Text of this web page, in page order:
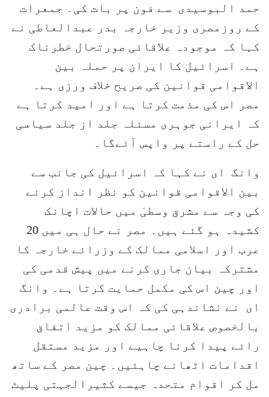
حمد البوسیدی سے فون پر بات کی۔ جمعرات
کے روزمصری وزیر خارجہ بدر عبدالعاطی نے
کہا کہ موجودہ علاقائی صورتحال خطرناک
ہے۔ اسرائیل کا ایران پر حملہ بین
الاقوامی قوانین کی صریح خلاف ورزی ہے۔
مصر اس کی مذمت کرتا ہے اور امید کرتا ہے
کہ ایرانی جوہری مسئلہ جلد از جلد سیاسی
حل کے راستے پر واپس آئےگا۔
وانگ ای نے کہا کہ اسرائیل کی جانب سے
بین الاقوامی قوانین کو نظر انداز کرنے
کی وجہ سے مشرق وسطیٰ میں حالات اچانک
کشیدہ ہو گئے ہیں۔ مصر نے حال ہی میں 20
عرب اور اسلامی ممالک کے وزرائے خارجہ کا
مشترکہ بیان جاری کرنے میں پیش قدمی کی
اور چین اس کی مکمل حمایت کرتا ہے۔ وانگ
ای نے نشاندہی کی کہ اس وقت عالمی برادری
بالخصوص علاقائی ممالک کو مزید اتفاق
رائے پیدا کرنا چاہیے اور مزید مستقل
اقدامات اٹھانے چاہئیں۔ چین مصر کے ساتھ
مل کر اقوام متحدہ جیسے کثیرالجہتی پلیٹ